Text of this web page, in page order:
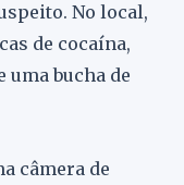
No local,
de cocaína,
uma bucha de
câmera de